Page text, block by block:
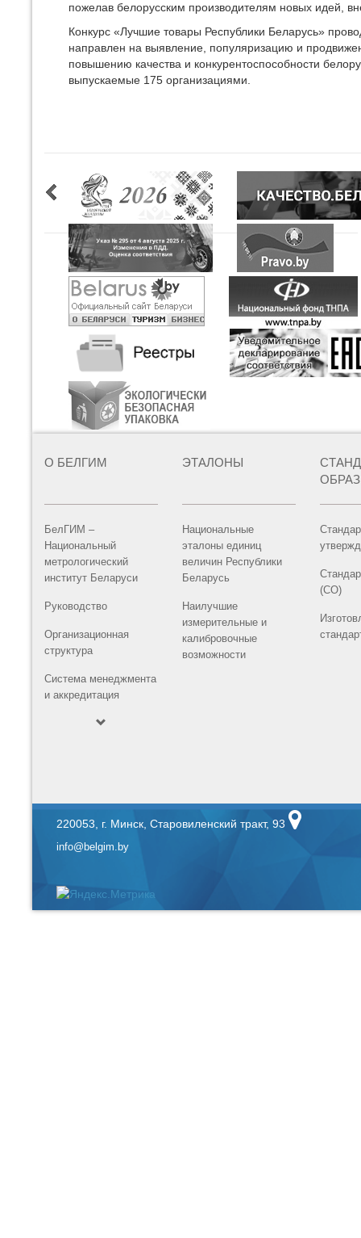
пожелав белорусским производителям новых идей,
Конкурс «Лучшие товары Республики Беларусь»
направлен на выявление, популяризацию и
повышению качества и конкурентоспособности
выпускаемые 175 организациями.
О БЕЛГИМ
БелГИМ –
Национальный
метрологический
институт Беларуси
Руководство
Организационная
структура
Система менеджмента
и аккредитация
ЭТАЛОНЫ
Национальные
эталоны единиц
величин Республики
Беларусь
Наилучшие
измерительные и
калибровочные
возможности
(СО)
220053, г. Минск, Старовиленский тракт, 93
info@belgim.by